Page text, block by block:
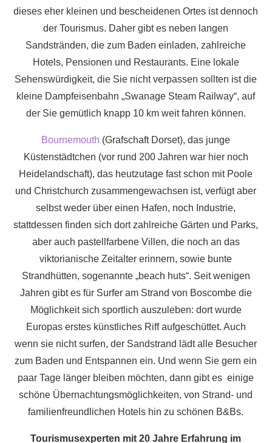
dieses eher kleinen und bescheidenen Ortes ist dennoch
der Tourismus. Daher gibt es neben langen
Sandstränden, die zum Baden einladen, zahlreiche
Hotels, Pensionen und Restaurants. Eine lokale
Sehenswürdigkeit, die Sie nicht verpassen sollten ist die
kleine Dampfeisenbahn „Swanage Steam Railway“, auf
der Sie gemütlich knapp 10 km weit fahren können.
Bournemouth (Grafschaft Dorset), das junge
Küstenstädtchen (vor rund 200 Jahren war hier noch
Heidelandschaft), das heutzutage fast schon mit Poole
und Christchurch zusammengewachsen ist, verfügt aber
selbst weder über einen Hafen, noch Industrie,
stattdessen finden sich dort zahlreiche Gärten und Parks,
aber auch pastellfarbene Villen, die noch an das
viktorianische Zeitalter erinnern, sowie bunte
Strandhütten, sogenannte „beach huts“. Seit wenigen
Jahren gibt es für Surfer am Strand von Boscombe die
Möglichkeit sich sportlich auszuleben: dort wurde
Europas erstes künstliches Riff aufgeschüttet. Auch
wenn sie nicht surfen, der Sandstrand lädt alle Besucher
zum Baden und Entspannen ein. Und wenn Sie gern ein
paar Tage länger bleiben möchten, dann gibt es einige
schöne Übernachtungsmöglichkeiten, von Strand- und
familienfreundlichen Hotels hin zu schönen B&Bs.
Tourismusexperten mit 20 Jahre Erfahrung im